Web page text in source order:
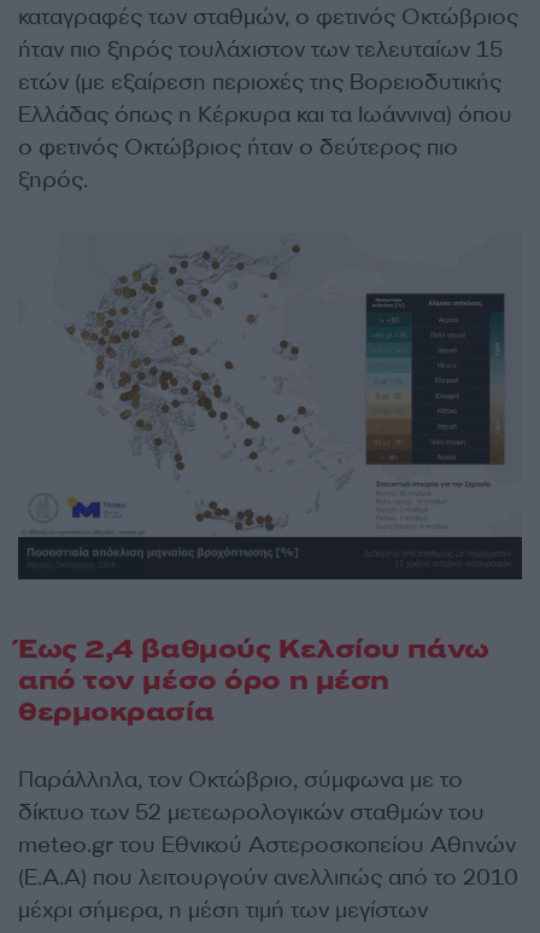
καταγραφές των σταθμών, ο φετινός Οκτώβριος
ήταν πιο ξηρός τουλάχιστον των τελευταίων 15
ετών (με εξαίρεση περιοχές της Βορειοδυτικής
Ελλάδας όπως η Κέρκυρα και τα Ιωάννινα) όπου
ο φετινός Οκτώβριος ήταν ο δεύτερος πιο
ξηρός.
Έως 2,4 βαθμούς Κελσίου πάνω
από τον μέσο όρο η μέση
θερμοκρασία
Παράλληλα, τον Οκτώβριο, σύμφωνα με το
δίκτυο των 52 μετεωρολογικών σταθμών του
meteo.gr του Εθνικού Αστεροσκοπείου Αθηνών
(Ε.Α.Α) που λειτουργούν ανελλιπώς από το 2010
μέχρι σήμερα, η μέση τιμή των μεγίστων